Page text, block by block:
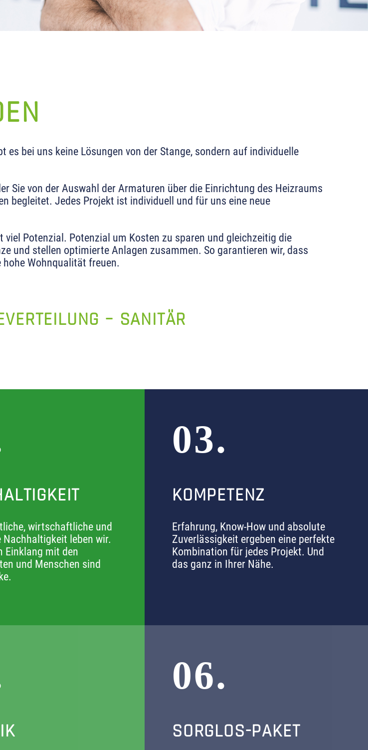
bei uns keine Lösungen von der Stange, sondern auf individuelle
Sie von der Auswahl der Armaturen über die Einrichtung des Heizraums
begleitet. Jedes Projekt ist individuell und für uns eine neue
Potenzial. Potenzial um Kosten zu sparen und gleichzeitig die
und stellen optimierte Anlagen zusammen. So garantieren wir, dass
Wohnqualität freuen.
– SANITÄR
wirtschaftliche und
Nachhaltigkeit leben wir.
Einklang mit den
und Menschen sind
03.
KOMPETENZ
Erfahrung, Know-How und absolute
Zuverlässigkeit ergeben eine perfekte
Kombination für jedes Projekt. Und
das ganz in Ihrer Nähe.
06.
SORGLOS-PAKET